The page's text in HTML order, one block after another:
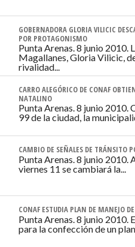
GOBERNADORA GLORIA VILICIC
POR PROTAGONISMO
Punta Arenas. 8 junio 2010.
Magallanes, Gloria Vilicic,
rivalidad...
CARRO ALEGÓRICO DE CONAF
NATALINO
Punta Arenas. 8 junio 2010.
99 de la ciudad, la
CAMBIO DE SEÑALES DE TRÁNSITO
Punta Arenas. 8 junio 2010.
viernes 11 se cambiará la...
CONAF ESTUDIA PLAN DE MANEJO
Punta Arenas. 8 junio
para la confección de un